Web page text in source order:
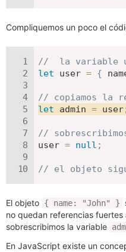
Compliquemos un poco el
//  la variable
let user = {
// copiamos la
let admin = user
//
user = null ;
// el objeto
El objeto { name: "John" }
no quedan referencias fuertes
sobrescribimos la variable
En JavaScript existe un